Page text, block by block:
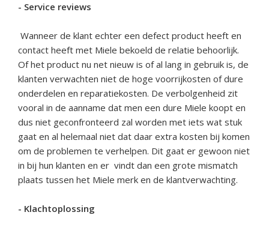
- Service reviews
Wanneer de klant echter een defect product heeft en
contact heeft met Miele bekoeld de relatie behoorlijk.
Of het product nu net nieuw is of al lang in gebruik is, de
klanten verwachten niet de hoge voorrijkosten of dure
onderdelen en reparatiekosten. De verbolgenheid zit
vooral in de aanname dat men een dure Miele koopt en
dus niet geconfronteerd zal worden met iets wat stuk
gaat en al helemaal niet dat daar extra kosten bij komen
om de problemen te verhelpen. Dit gaat er gewoon niet
in bij hun klanten en er vindt dan een grote mismatch
plaats tussen het Miele merk en de klantverwachting.
- Klachtoplossing